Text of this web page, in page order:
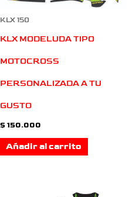
KLX 150
KLX MODELUDA TIPO
MOTOCROSS
PERSONALIZADA A TU
GUSTO
$ 150.000
Añadir al carrito